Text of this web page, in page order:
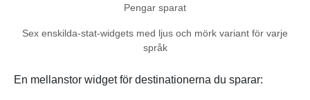
Pengar sparat
Sex enskilda-stat-widgets med ljus och mörk variant för varje
språk
En mellanstor widget för destinationerna du sparar: